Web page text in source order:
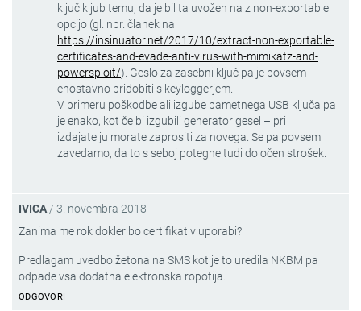
ključ kljub temu, da je bil ta uvožen na z non-exportable
opcijo (gl. npr. članek na
https://insinuator.net/2017/10/extract-non-exportable-
certificates-and-evade-anti-virus-with-mimikatz-and-
powersploit/). Geslo za zasebni ključ pa je povsem
enostavno pridobiti s keyloggerjem.
V primeru poškodbe ali izgube pametnega USB ključa pa
je enako, kot če bi izgubili generator gesel – pri
izdajatelju morate zaprositi za novega. Se pa povsem
zavedamo, da to s seboj potegne tudi določen strošek.
IVICA / 3. novembra 2018
Zanima me rok dokler bo certifikat v uporabi?
Predlagam uvedbo žetona na SMS kot je to uredila NKBM pa
odpade vsa dodatna elektronska ropotija.
ODGOVORI